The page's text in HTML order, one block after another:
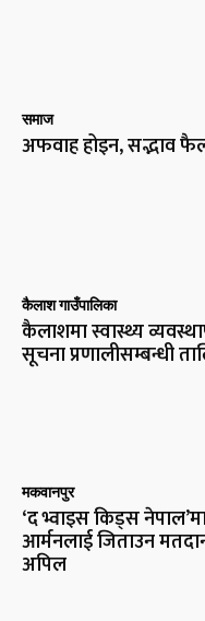
समाज
अफवाह होइन, सद्भाव
कैलाश गाउँपालिका
कैलाशमा स्वास्थ्य
सूचना प्रणालीसम्बन्धी
मकवानपुर
‘द भ्वाइस किड्स
आर्मनलाई जिताउन
अपिल